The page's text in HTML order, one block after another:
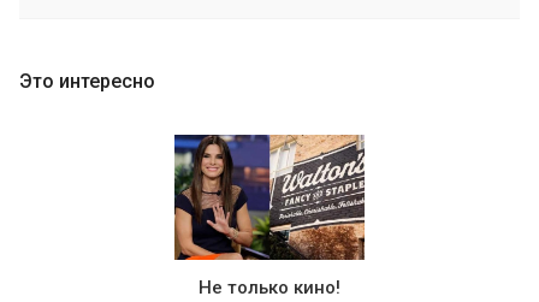
Это интересно
Не только кино!